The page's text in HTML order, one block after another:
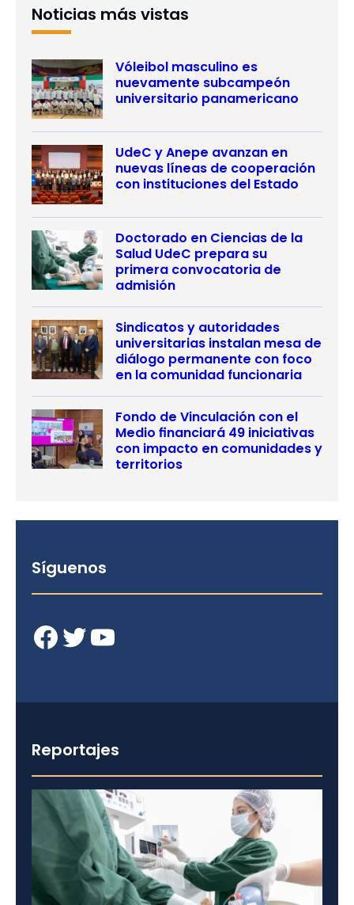
Noticias más vistas
Vóleibol masculino es
nuevamente subcampeón
universitario panamericano
UdeC y Anepe avanzan en
nuevas líneas de cooperación
con instituciones del Estado
Doctorado en Ciencias de la
Salud UdeC prepara su
primera convocatoria de
admisión
Sindicatos y autoridades
universitarias instalan mesa de
diálogo permanente con foco
en la comunidad funcionaria
Fondo de Vinculación con el
Medio financiará 49 iniciativas
con impacto en comunidades y
territorios
Síguenos
Facebook Twitter YouTube
Reportajes